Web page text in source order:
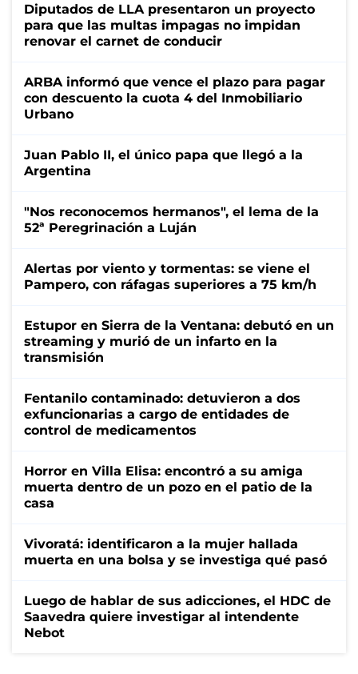
Diputados de LLA presentaron un proyecto
para que las multas impagas no impidan
renovar el carnet de conducir
ARBA informó que vence el plazo para pagar
con descuento la cuota 4 del Inmobiliario
Urbano
Juan Pablo II, el único papa que llegó a la
Argentina
"Nos reconocemos hermanos", el lema de la
52ª Peregrinación a Luján
Alertas por viento y tormentas: se viene el
Pampero, con ráfagas superiores a 75 km/h
Estupor en Sierra de la Ventana: debutó en un
streaming y murió de un infarto en la
transmisión
Fentanilo contaminado: detuvieron a dos
exfuncionarias a cargo de entidades de
control de medicamentos
Horror en Villa Elisa: encontró a su amiga
muerta dentro de un pozo en el patio de la
casa
Vivoratá: identificaron a la mujer hallada
muerta en una bolsa y se investiga qué pasó
Luego de hablar de sus adicciones, el HDC de
Saavedra quiere investigar al intendente
Nebot